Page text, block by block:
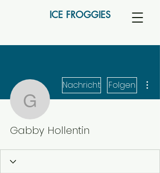
ICE FROGGIES
Gabby Hollentin
Nachricht Folgen
Gabby Hollentin